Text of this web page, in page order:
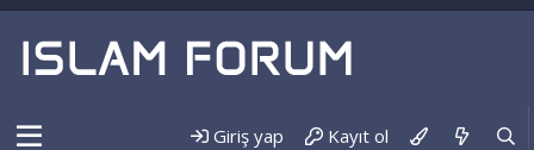
Giriş yap Kayıt ol